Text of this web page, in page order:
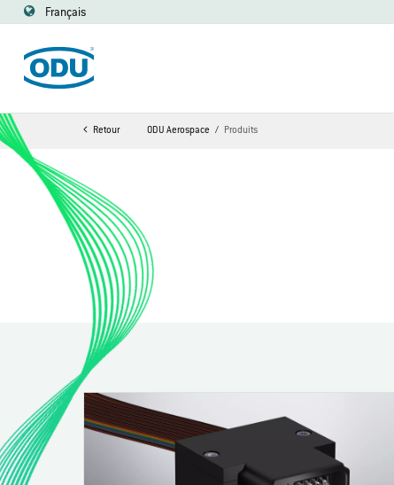
Français
Retour ODU Aerospace Produits